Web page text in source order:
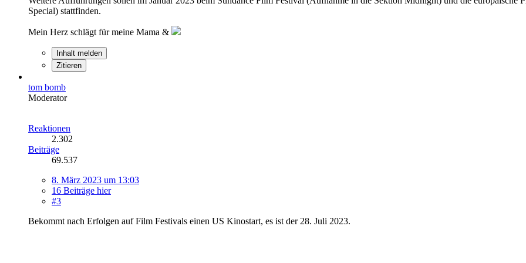
Special) stattfinden.
Mein Herz schlägt für meine Mama &
Inhalt melden
Zitieren
tom bomb
Moderator
Reaktionen
2.302
Beiträge
69.537
8. März 2023 um 13:03
16 Beiträge hier
#3
Bekommt nach Erfolgen auf Film Festivals einen US Kinostart, es ist der 28. Juli 2023.